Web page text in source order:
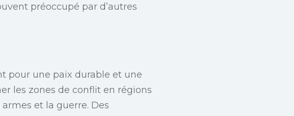
préoccupé par d’autres
pour une paix durable et une
les zones de conflit en régions
et la guerre. Des